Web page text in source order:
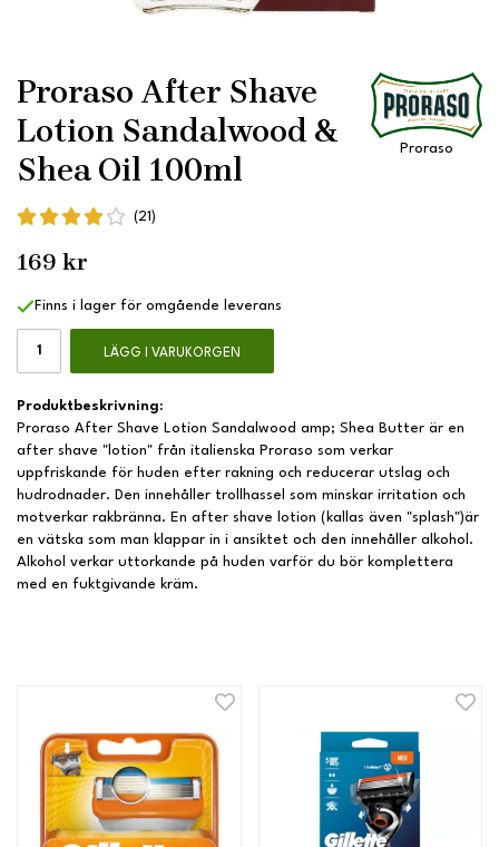
Proraso After Shave
Lotion Sandalwood &
Shea Oil 100ml
Proraso
(21)
169 kr
Finns i lager för omgående leverans
LÄGG I VARUKORGEN
Produktbeskrivning:
Proraso After Shave Lotion Sandalwood amp; Shea Butter är en
after shave "lotion" från italienska Proraso som verkar
uppfriskande för huden efter rakning och reducerar utslag och
hudrodnader. Den innehåller trollhassel som minskar irritation och
motverkar rakbränna. En after shave lotion (kallas även "splash")är
en vätska som man klappar in i ansiktet och den innehåller alkohol.
Alkohol verkar uttorkande på huden varför du bör komplettera
med en fuktgivande kräm.